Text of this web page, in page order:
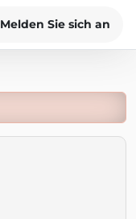
Melden Sie sich an